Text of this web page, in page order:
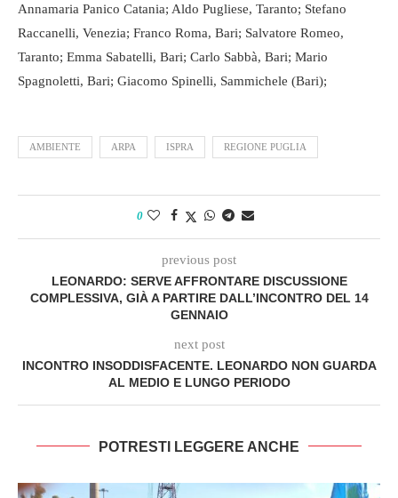
Annamaria Panico Catania; Aldo Pugliese, Taranto; Stefano
Raccanelli, Venezia; Franco Roma, Bari; Salvatore Romeo,
Taranto; Emma Sabatelli, Bari; Carlo Sabbà, Bari; Mario
Spagnoletti, Bari; Giacomo Spinelli, Sammichele (Bari);
AMBIENTE ARPA ISPRA REGIONE PUGLIA
0
previous post
LEONARDO: SERVE AFFRONTARE DISCUSSIONE
COMPLESSIVA, GIÀ A PARTIRE DALL’INCONTRO DEL 14
GENNAIO
next post
INCONTRO INSODDISFACENTE. LEONARDO NON GUARDA
AL MEDIO E LUNGO PERIODO
POTRESTI LEGGERE ANCHE